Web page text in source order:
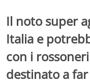
Il noto super
Italia e
con i
destinato a